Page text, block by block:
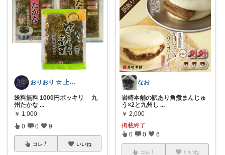
おりおり ☆ 上限🙏
送料無料 1000円ポッキリ 九
州たかな ...
￥ 1,000
0 0 9
コレ いいね
なお
岩崎本舗の訳あり角煮まんじゅ
う×2と九州し ...
￥ 2,000
掲載終了
0 0 6
コレ いいね